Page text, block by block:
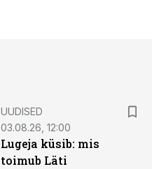
UUDISED
03.08.26, 12:00
Lugeja küsib: mis
toimub Läti